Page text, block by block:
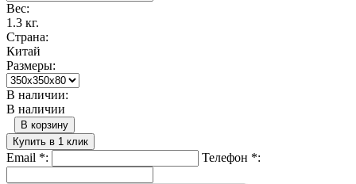
Вес:
1.3 кг.
Страна:
Китай
Размеры:
В наличии:
В наличии
В корзину
Купить в 1 клик
Email *: Телефон *: